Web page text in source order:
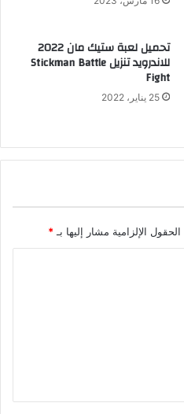
تحميل لعبة ستيك مان 2022
للاندرويد تنزيل Stickman Battle
Fight
25 يناير، 2022
الحقول الإلزامية مشار إليها بـ *